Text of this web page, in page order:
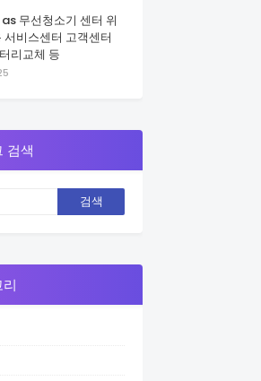
무선청소기 센터 위
서비스센터 고객센터
리교체 등
검색